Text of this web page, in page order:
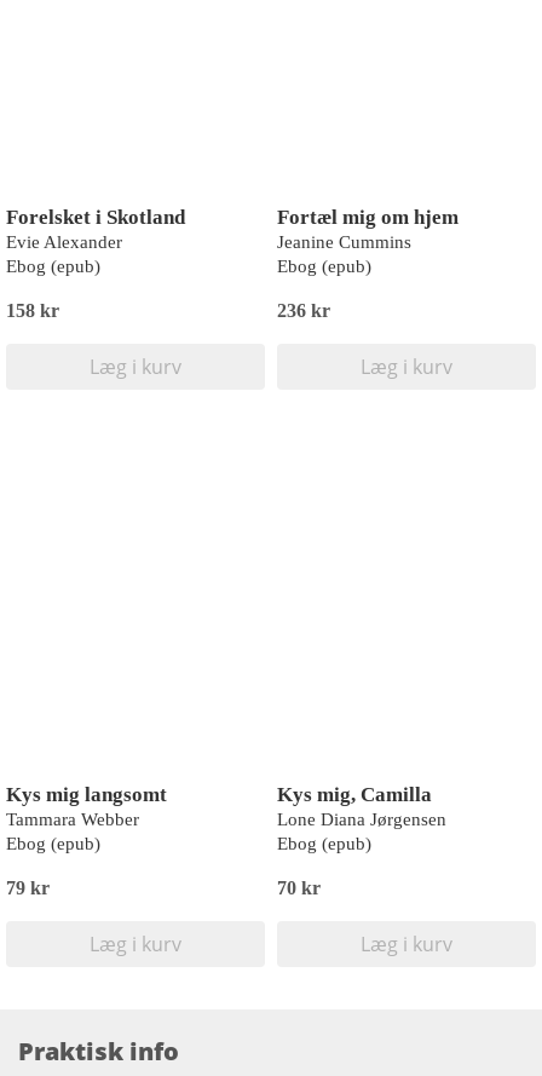
Forelsket i Skotland
Evie Alexander
Ebog (epub)
158 kr
Læg i kurv
Fortæl mig om hjem
Jeanine Cummins
Ebog (epub)
236 kr
Læg i kurv
Kys mig langsomt
Tammara Webber
Ebog (epub)
79 kr
Læg i kurv
Kys mig, Camilla
Lone Diana Jørgensen
Ebog (epub)
70 kr
Læg i kurv
Praktisk info